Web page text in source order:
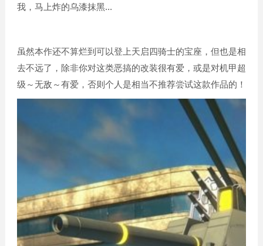
我，马上炸的乌漆抹黑...
虽然本作还不算烂到可以登上天启四骑士的宝座，但也是相
去不远了，除非你对这类恶搞的改装很有爱，或是对机甲超
级～无敌～有爱，否则个人是相当不推荐尝试这款作品的！